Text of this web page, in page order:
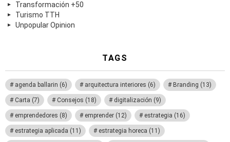
Transformación +50
Turismo TTH
Unpopular Opinion
TAGS
agenda ballarin (6) arquitectura interiores (6) Branding (13)
Carta (7) Consejos (18) digitalización (9)
emprendedores (8) emprender (12) estrategia (16)
estrategia aplicada (11) estrategia horeca (11)